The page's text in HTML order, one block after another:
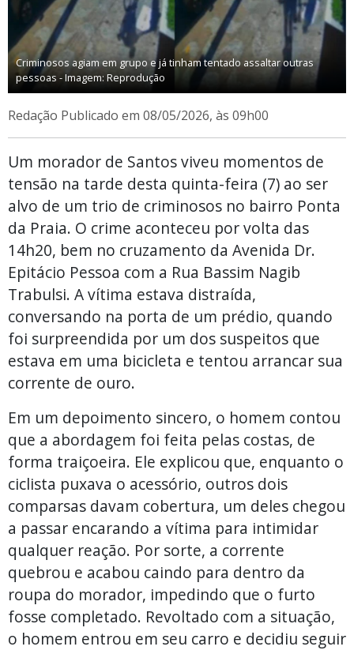
Criminosos agiam em grupo e já tinham tentado assaltar outras
pessoas - Imagem: Reprodução
Redação Publicado em 08/05/2026, às 09h00
Um morador de Santos viveu momentos de
tensão na tarde desta quinta-feira (7) ao ser
alvo de um trio de criminosos no bairro Ponta
da Praia. O crime aconteceu por volta das
14h20, bem no cruzamento da Avenida Dr.
Epitácio Pessoa com a Rua Bassim Nagib
Trabulsi. A vítima estava distraída,
conversando na porta de um prédio, quando
foi surpreendida por um dos suspeitos que
estava em uma bicicleta e tentou arrancar sua
corrente de ouro.
Em um depoimento sincero, o homem contou
que a abordagem foi feita pelas costas, de
forma traiçoeira. Ele explicou que, enquanto o
ciclista puxava o acessório, outros dois
comparsas davam cobertura, um deles chegou
a passar encarando a vítima para intimidar
qualquer reação. Por sorte, a corrente
quebrou e acabou caindo para dentro da
roupa do morador, impedindo que o furto
fosse completado. Revoltado com a situação,
o homem entrou em seu carro e decidiu seguir